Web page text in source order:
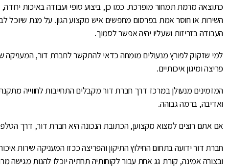
כתוצאה מרמת תמחור מופרכת. כמו כן, ביצוע סופי ועבודה באיכות ירודה,
השירות או חוסר אמת בפרסום מחפשים איש מקצוע הגון. על מנת שיוכל
העבודה בזריזות ושעליו יהיה אפשר לסמוך.
למי שזקוק לפורץ מנעולים מומחה כדאי להתקשר לחברת דור, המעניקה
פריצה ומיגון איכותיים.
המזמינים מנעולן במרכז דרך חברת דור מקבלים התחייבות לחווייה
ואדיבה, ברמה גבוהה.
אם אתם רוצים למצוא מקצוען, הכתובת הנכונה היא חברת דור, דרך
חברת דור ידועה בתחום החילוץ התיקון והפריצה ככזו המעניקה שירות
ובצורה אמינה, קורת גג אחת עבור לקוחותיה תחתיה יוכלו להנות מגישה